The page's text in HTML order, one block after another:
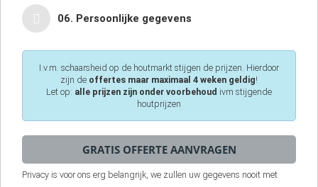
06. Persoonlijke gegevens
I.v.m. schaarsheid op de houtmarkt stijgen de prijzen. Hierdoor
zijn de offertes maar maximaal 4 weken geldig!
Let op: alle prijzen zijn onder voorbehoud ivm stijgende
houtprijzen
Privacy is voor ons erg belangrijk, we zullen uw gegevens nooit met